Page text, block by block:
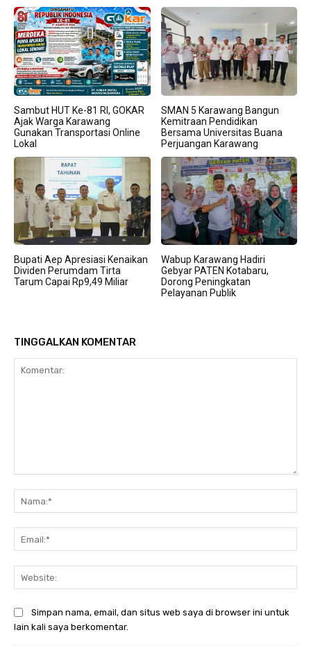
Sambut HUT Ke-81 RI, GOKAR
Ajak Warga Karawang
Gunakan Transportasi Online
Lokal
SMAN 5 Karawang Bangun
Kemitraan Pendidikan
Bersama Universitas Buana
Perjuangan Karawang
Bupati Aep Apresiasi Kenaikan
Dividen Perumdam Tirta
Tarum Capai Rp9,49 Miliar
Wabup Karawang Hadiri
Gebyar PATEN Kotabaru,
Dorong Peningkatan
Pelayanan Publik
TINGGALKAN KOMENTAR
Simpan nama, email, dan situs web saya di browser ini untuk
lain kali saya berkomentar.